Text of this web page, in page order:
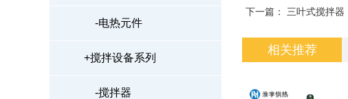
-电热元件
+搅拌设备系列
-搅拌器
下一篇：
三叶式搅拌器
相关推荐